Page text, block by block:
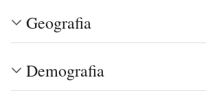
Geografia
Demografia